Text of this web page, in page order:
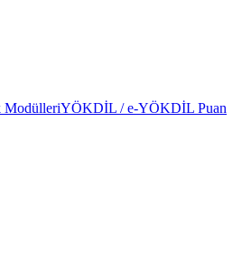
YÖKDİL / e-YÖKDİL Puan